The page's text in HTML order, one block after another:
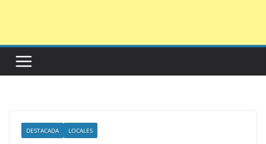
DESTACADA LOCALES